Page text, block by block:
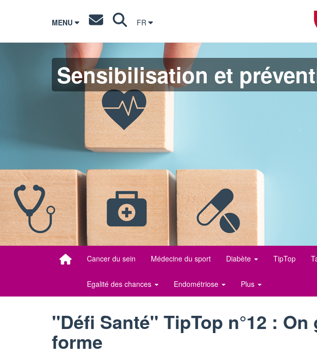
MENU FR
Sensibilisation et
Cancer du sein Médecine du sport Diabète TipTop
Egalité des chances Endométriose Plus
"Défi Santé" TipTop n°12 : On
forme